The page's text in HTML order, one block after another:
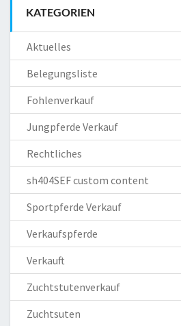
KATEGORIEN
Aktuelles
Belegungsliste
Fohlenverkauf
Jungpferde Verkauf
Rechtliches
sh404SEF custom content
Sportpferde Verkauf
Verkaufspferde
Verkauft
Zuchtstutenverkauf
Zuchtsuten